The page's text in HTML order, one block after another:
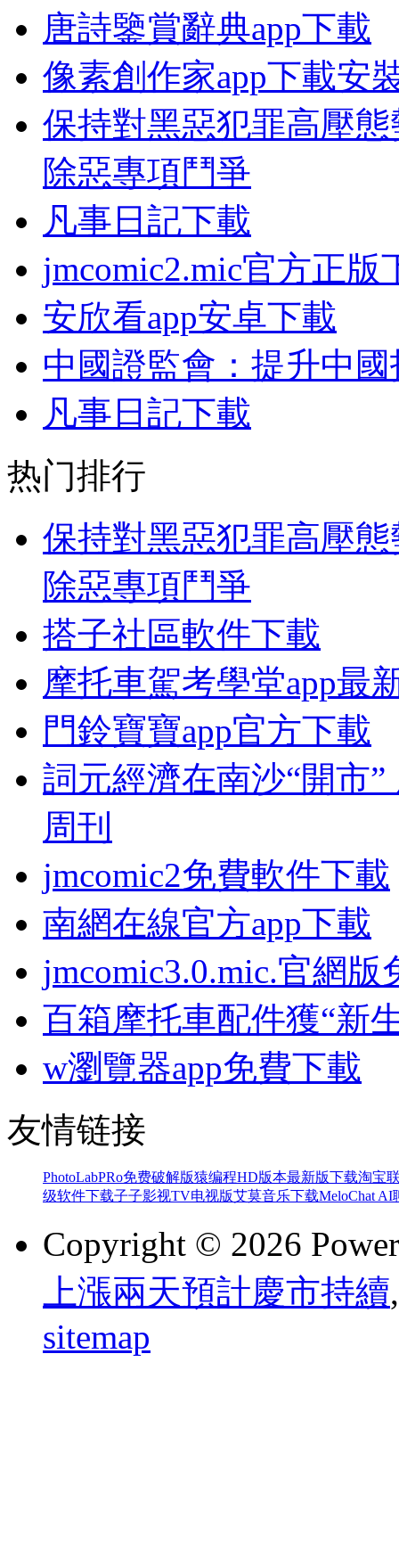
唐詩鑒賞辭典app下載
像素創作家app下載安
保持對黑惡犯罪高壓
除惡專項鬥爭
凡事日記下載
jmcomic2.mic官方正版
安欣看app安卓下載
中國證監會：提升中
凡事日記下載
热门排行
保持對黑惡犯罪高壓
除惡專項鬥爭
搭子社區軟件下載
摩托車駕考學堂app最
門鈴寶寶app官方下載
詞元經濟在南沙“開市
周刊
jmcomic2免費軟件下載
南網在線官方app下載
jmcomic3.0.mic.官網版
百箱摩托車配件獲“新
w瀏覽器app免費下載
友情链接
PhotoLabPRo免费破解版猿编程HD版本最新版下载淘宝
级软件下载子子影视TV电视版艾莫音乐下载MeloChat AI
Copyright © 2026
上漲兩天預計慶市持續,
sitemap